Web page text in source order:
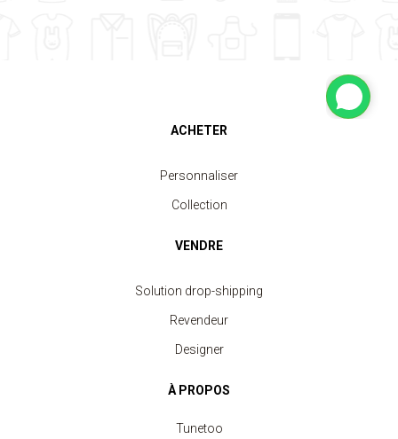
ACHETER
Personnaliser
Collection
VENDRE
Solution drop-shipping
Revendeur
Designer
À PROPOS
Tunetoo